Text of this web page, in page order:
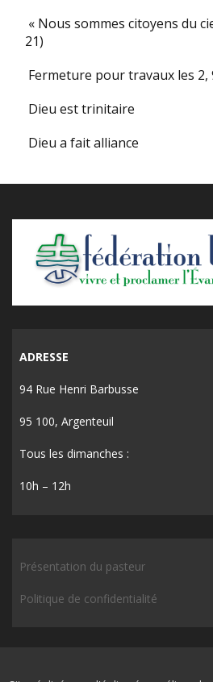
« Nous sommes citoyens du
21)
Fermeture pour travaux les 2,
Dieu est trinitaire
Dieu a fait alliance
ADRESSE
94 Rue Henri Barbusse
95 100, Argenteuil
Tous les dimanches :
10h – 12h
Présentation du pasteur
Politique de confidentialité